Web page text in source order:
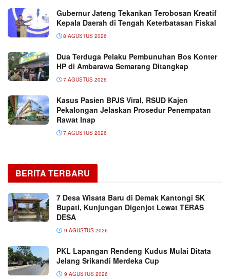
Gubernur Jateng Tekankan Terobosan Kreatif
Kepala Daerah di Tengah Keterbatasan Fiskal
8 AGUSTUS 2026
Dua Terduga Pelaku Pembunuhan Bos Konter
HP di Ambarawa Semarang Ditangkap
7 AGUSTUS 2026
Kasus Pasien BPJS Viral, RSUD Kajen
Pekalongan Jelaskan Prosedur Penempatan
Rawat Inap
7 AGUSTUS 2026
BERITA TERBARU
7 Desa Wisata Baru di Demak Kantongi SK
Bupati, Kunjungan Digenjot Lewat TERAS
DESA
9 AGUSTUS 2026
PKL Lapangan Rendeng Kudus Mulai Ditata
Jelang Srikandi Merdeka Cup
9 AGUSTUS 2026